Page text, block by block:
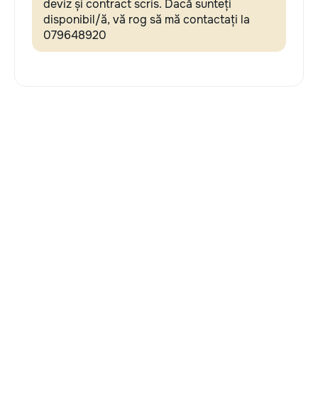
deviz și contract scris. Dacă sunteți
disponibil/ă, vă rog să mă contactați la
079648920